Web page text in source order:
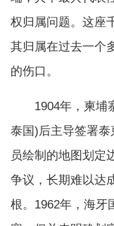
权归属问题。这座
其归属在过去一个
的伤口。
1904年，柬埔寨
泰国)后主导签署
员绘制的地图划定
争议，长期难以达
根。1962年，海牙